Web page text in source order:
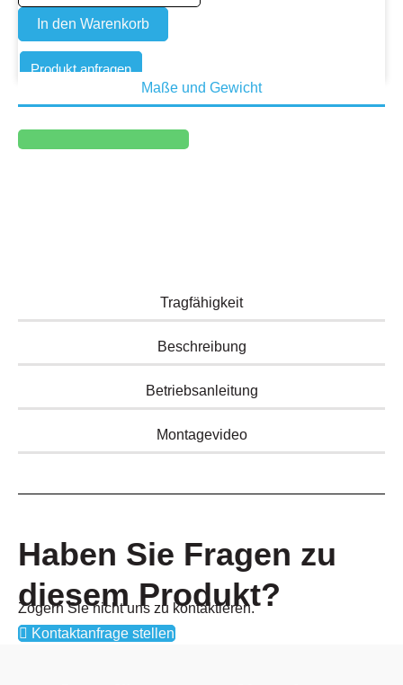
In den Warenkorb
Produkt anfragen
Maße und Gewicht
Tragfähigkeit
Beschreibung
Betriebsanleitung
Montagevideo
Zeichnungen öffnen
Haben Sie Fragen zu
diesem Produkt?
Zögern Sie nicht uns zu kontaktieren.
Kontaktanfrage stellen